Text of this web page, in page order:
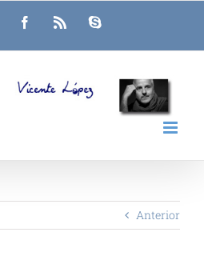
Facebook
Rss Skype
Anterior